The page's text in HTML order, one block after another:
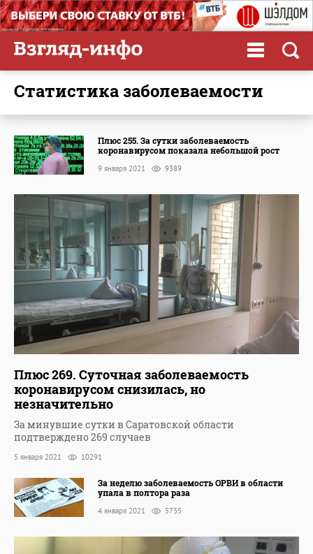
статистика заболеваемости
Плюс 255. За сутки заболеваемость
коронавирусом показала небольшой рост
9 января 2021 9389
Плюс 269. Суточная заболеваемость
коронавирусом снизилась, но
незначительно
За минувшие сутки в Саратовской области
подтверждено 269 случаев
5 января 2021 10291
За неделю заболеваемость ОРВИ в области
упала в полтора раза
4 января 2021 5735